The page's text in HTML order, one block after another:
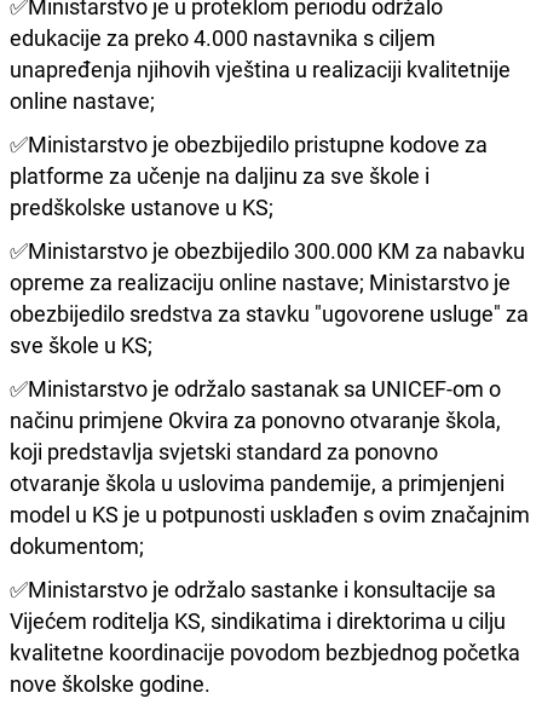
edukacije za preko 4.000 nastavnika s ciljem
unapređenja njihovih vještina u realizaciji kvalitetnije
online nastave;
✅Ministarstvo je obezbijedilo pristupne kodove za
platforme za učenje na daljinu za sve škole i
predškolske ustanove u KS;
✅Ministarstvo je obezbijedilo 300.000 KM za nabavku
opreme za realizaciju online nastave; Ministarstvo je
obezbijedilo sredstva za stavku "ugovorene usluge" za
sve škole u KS;
✅Ministarstvo je održalo sastanak sa UNICEF-om o
načinu primjene Okvira za ponovno otvaranje škola,
koji predstavlja svjetski standard za ponovno
otvaranje škola u uslovima pandemije, a primjenjeni
model u KS je u potpunosti usklađen s ovim značajnim
dokumentom;
✅Ministarstvo je održalo sastanke i konsultacije sa
Vijećem roditelja KS, sindikatima i direktorima u cilju
kvalitetne koordinacije povodom bezbjednog početka
nove školske godine.